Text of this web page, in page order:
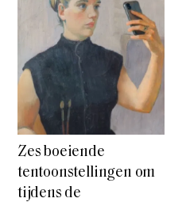
Zes boeiende
tentoonstellingen om
tijdens de